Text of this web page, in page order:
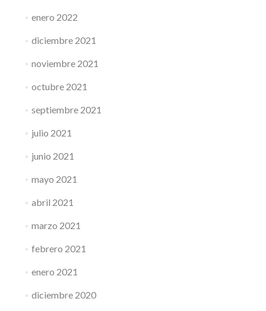
enero 2022
diciembre 2021
noviembre 2021
octubre 2021
septiembre 2021
julio 2021
junio 2021
mayo 2021
abril 2021
marzo 2021
febrero 2021
enero 2021
diciembre 2020